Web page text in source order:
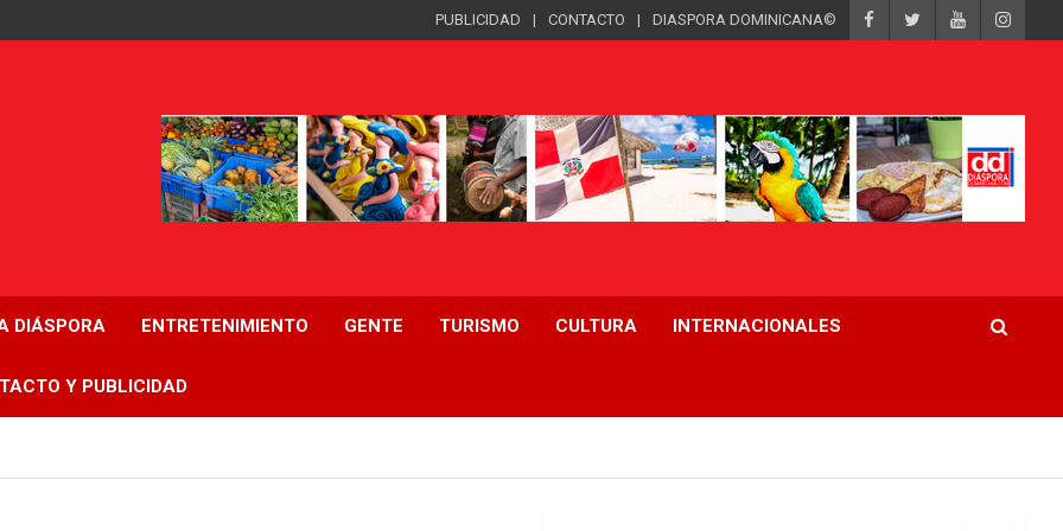
PUBLICIDAD CONTACTO DIASPORA DOMINICANA©
DIÁSPORA ENTRETENIMIENTO GENTE TURISMO CULTURA INTERNACIONALES
Y PUBLICIDAD